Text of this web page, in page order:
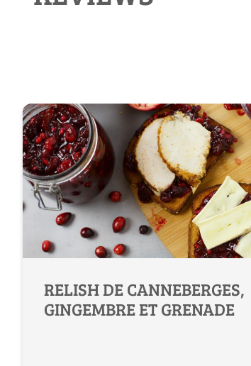
RELISH DE CANNEBERGES,
GINGEMBRE ET GRENADE